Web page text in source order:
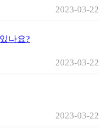
2023-03-22
나요?
2023-03-22
2023-03-22